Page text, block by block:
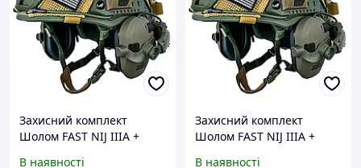
Захисний комплект
Шолом FAST NIJ IIIA +
В наявності
Захисний комплект
Шолом FAST NIJ IIIA +
В наявності